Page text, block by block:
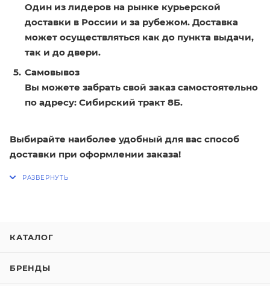
Один из лидеров на рынке курьерской
доставки в России и за рубежом. Доставка
может осуществляться как до пункта выдачи,
так и до двери.
Самовывоз
Вы можете забрать свой заказ самостоятельно
по адресу: Сибирский тракт 8Б.
Выбирайте наиболее удобный для вас способ
доставки при оформлении заказа!
КАТАЛОГ
БРЕНДЫ